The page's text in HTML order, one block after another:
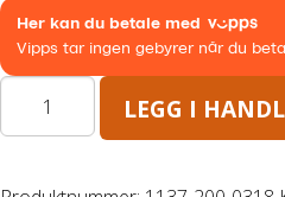
Maskinhenger
HAGE/SKOG
LEGG I